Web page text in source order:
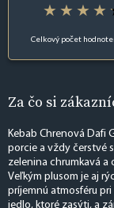
Celkový počet
Za čo si
Kebab Chrenová Dafi
porcie a vždy čerstvé
zelenina chrumkavá
Veľkým plusom je aj
príjemnú atmosféru
jedlo, ktoré zasýti, a